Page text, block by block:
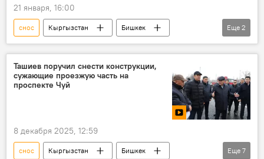
21 января, 16:00
снос Кыргызстан
Бишкек
улица
продление мэрия
Еще 2
Ташиев поручил снести конструкции,
сужающие проезжую часть на
проспекте Чуй
8 декабря 2025, 12:59
снос Кыргызстан
Бишкек
Еще 7